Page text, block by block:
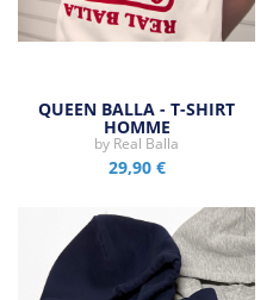
QUEEN BALLA - T-SHIRT
HOMME
by Real Balla
29,90 €